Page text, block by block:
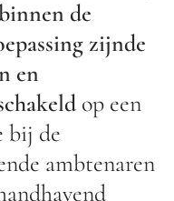
de
zijnde
en
op een
bij de
ambtenaren